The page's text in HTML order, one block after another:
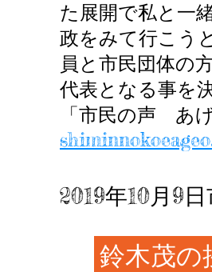
た展開で私と一
政をみて行こう
員と市民団体の
代表となる事を
「市民の声 あ
2019年10月9
鈴木茂